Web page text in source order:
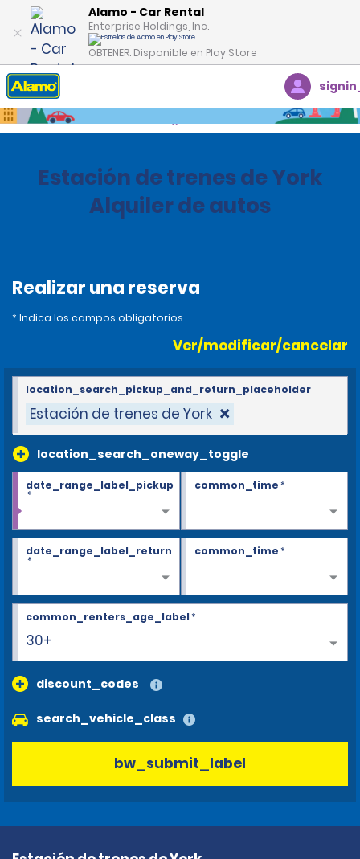
Alamo - Car Rental
Enterprise Holdings, Inc.
OBTENER: Disponible en Play Store
Inicio Oficinas
Estación de trenes de York
Alquiler de autos
Realizar una reserva
* Indica los campos obligatorios
Ver/modificar/cancelar
Estación de trenes de York
location_search_oneway_toggle
location_search_pickup_and_return_placeholder
date_range_label_pickup
*
common_time*
date_range_label_return
*
common_time*
30+
common_renters_age_label*
discount_codes
search_vehicle_class
bw_submit_label